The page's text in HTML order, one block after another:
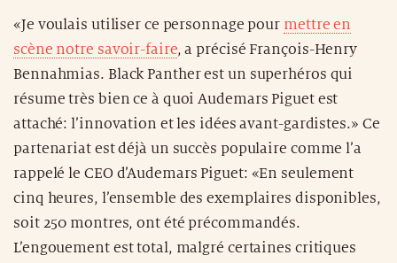
«Je voulais utiliser ce personnage pour mettre en
scène notre savoir-faire, a précisé François-Henry
Bennahmias. Black Panther est un superhéros qui
résume très bien ce à quoi Audemars Piguet est
attaché: l’innovation et les idées avant-gardistes.» Ce
partenariat est déjà un succès populaire comme l’a
rappelé le CEO d’Audemars Piguet: «En seulement
cinq heures, l’ensemble des exemplaires disponibles,
soit 250 montres, ont été précommandés.
L’engouement est total, malgré certaines critiques